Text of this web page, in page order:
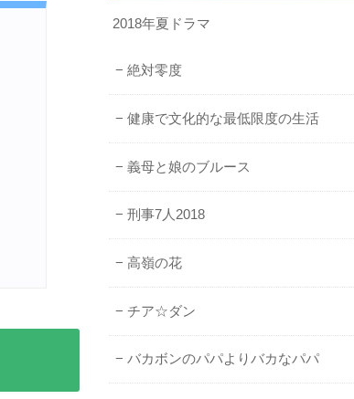
2018年夏ドラマ
絶対零度
健康で文化的な最低限度の生活
義母と娘のブルース
刑事7人2018
高嶺の花
チア☆ダン
バカボンのパパよりバカなパパ